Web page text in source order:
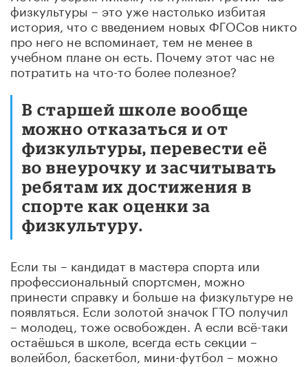
физкультуры – это уже настолько избитая
история, что с введением новых ФГОСов никто
про него не вспоминает, тем не менее в
учебном плане он есть. Почему этот час не
потратить на что-то более полезное?
В старшей школе вообще
можно отказаться и от
физкультуры, перевести её
во внеурочку и засчитывать
ребятам их достижения в
спорте как оценки за
физкультуру.
Если ты – кандидат в мастера спорта или
профессиональный спортсмен, можно
принести справку и больше на физкультуре не
появляться. Если золотой значок ГТО получил
– молодец, тоже освобожден. А если всё-таки
остаёшься в школе, всегда есть секции –
волейбол, баскетбол, мини-футбол – можно